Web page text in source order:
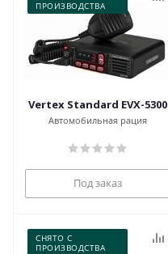
ПРОИЗВОДСТВА
Vertex Standard EVX-5300
Автомобильная рация
Под заказ
СНЯТО С
ПРОИЗВОДСТВА